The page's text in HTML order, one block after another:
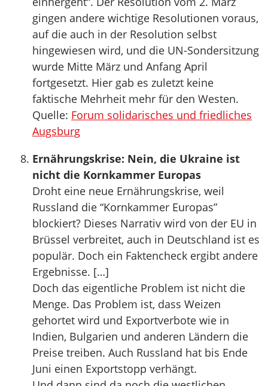
gingen andere wichtige Resolutionen voraus,
auf die auch in der Resolution selbst
hingewiesen wird, und die UN-Sondersitzung
wurde Mitte März und Anfang April
fortgesetzt. Hier gab es zuletzt keine
faktische Mehrheit mehr für den Westen.
Quelle: Forum solidarisches und friedliches
Augsburg
Ernährungskrise: Nein, die Ukraine ist
nicht die Kornkammer Europas
Droht eine neue Ernährungskrise, weil
Russland die “Kornkammer Europas”
blockiert? Dieses Narrativ wird von der EU in
Brüssel verbreitet, auch in Deutschland ist es
populär. Doch ein Faktencheck ergibt andere
Ergebnisse. […]
Doch das eigentliche Problem ist nicht die
Menge. Das Problem ist, dass Weizen
gehortet wird und Exportverbote wie in
Indien, Bulgarien und anderen Ländern die
Preise treiben. Auch Russland hat bis Ende
Juni einen Exportstopp verhängt.